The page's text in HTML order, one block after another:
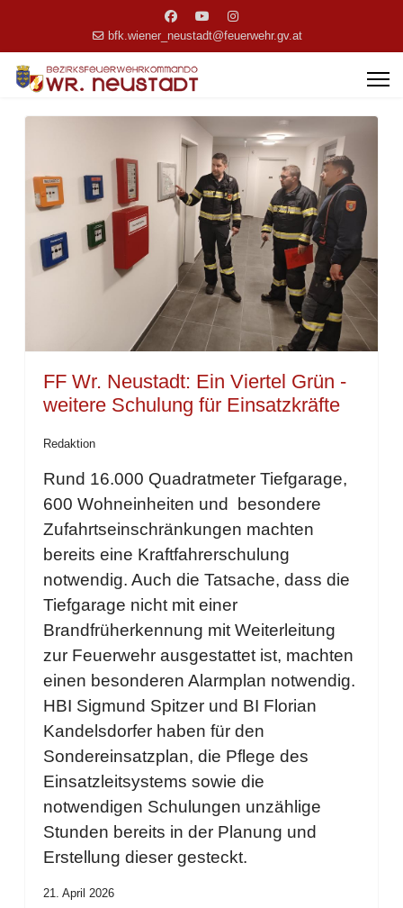
bfk.wiener_neustadt@feuerwehr.gv.at
FF Wr. Neustadt: Ein Viertel Grün -
weitere Schulung für Einsatzkräfte
Redaktion
Rund 16.000 Quadratmeter Tiefgarage,
600 Wohneinheiten und besondere
Zufahrtseinschränkungen machten
bereits eine Kraftfahrerschulung
notwendig. Auch die Tatsache, dass die
Tiefgarage nicht mit einer
Brandfrüherkennung mit Weiterleitung
zur Feuerwehr ausgestattet ist, machten
einen besonderen Alarmplan notwendig.
HBI Sigmund Spitzer und BI Florian
Kandelsdorfer haben für den
Sondereinsatzplan, die Pflege des
Einsatzleitsystems sowie die
notwendigen Schulungen unzählige
Stunden bereits in der Planung und
Erstellung dieser gesteckt.
21. April 2026